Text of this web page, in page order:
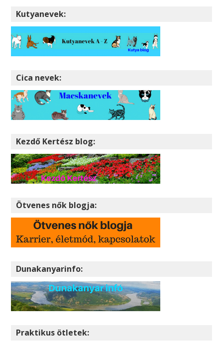
Kutyanevek:
Cica nevek:
Kezdő Kertész blog:
Ötvenes nők blogja:
Dunakanyarinfo:
Praktikus ötletek: